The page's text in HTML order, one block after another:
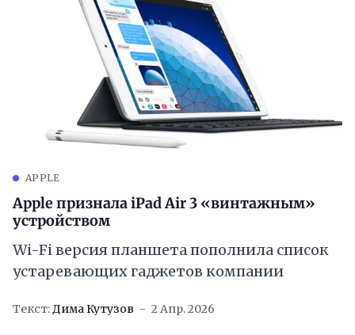
APPLE
Apple признала iPad Air 3 «винтажным»
устройством
Wi-Fi версия планшета пополнила список
устаревающих гаджетов компании
Текст:Дима Кутузов 2 Апр. 2026